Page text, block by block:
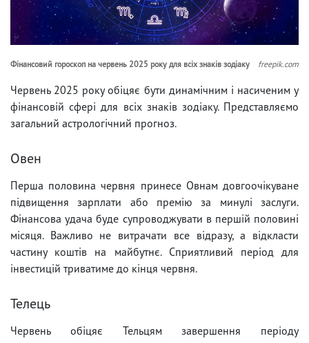
Фінансовий гороскоп на червень 2025 року для всіх знаків зодіаку freepik.com
Червень 2025 року обіцяє бути динамічним і насиченим у
фінансовій сфері для всіх знаків зодіаку. Представляємо
загальний астрологічний прогноз.
Овен
Перша половина червня принесе Овнам довгоочікуване
підвищення зарплати або премію за минулі заслуги.
Фінансова удача буде супроводжувати в першій половині
місяця. Важливо не витрачати все відразу, а відкласти
частину коштів на майбутнє. Сприятливий період для
інвестицій триватиме до кінця червня.
Телець
Червень обіцяє Тельцям завершення періоду